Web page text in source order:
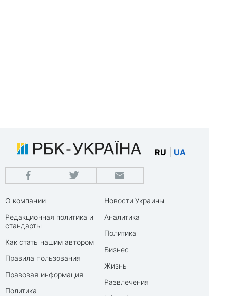
RU UA
О компании
Редакционная политика и
стандарты
Как стать нашим автором
Правила пользования
Правовая информация
Политика
Новости Украины
Аналитика
Политика
Бизнес
Жизнь
Развлечения